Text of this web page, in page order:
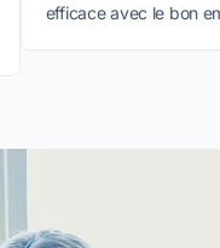
efficace avec le bon